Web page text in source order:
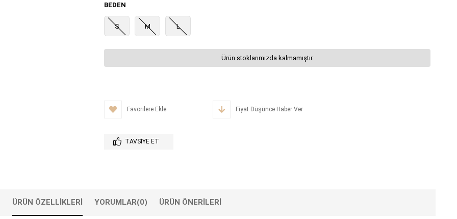
BEDEN
S M L
Ürün stoklarımızda kalmamıştır.
Favorilere Ekle Fiyat Düşünce Haber Ver
TAVSIYE ET
ÜRÜN ÖZELLIKLERI YORUMLAR(0) ÜRÜN ÖNERILERI